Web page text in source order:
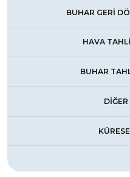
BUHAR GERİ
HAVA
BUHAR